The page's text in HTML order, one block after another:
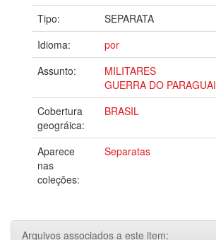
Tipo:
SEPARATA
Idioma:
por
Assunto:
MILITARES
GUERRA DO PARAGUAI
Cobertura
geográica:
BRASIL
Aparece
nas
coleções:
Separatas
Arquivos associados a este item: